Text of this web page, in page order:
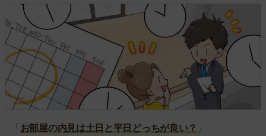
「 お部屋の内見は土日と平日どっちが良い？ 」